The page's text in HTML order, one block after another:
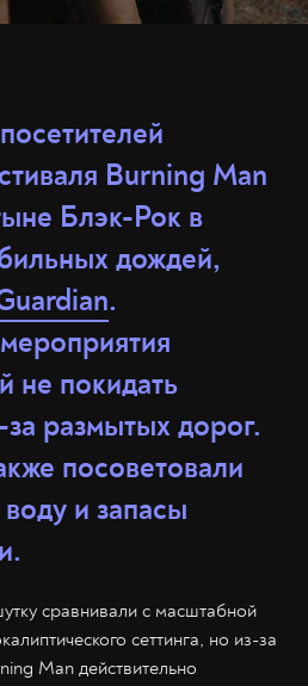
Burning Man
Блэк-Рок в
дождей,
.
не покидать
размытых дорог.
посоветовали
и запасы
сравнивали с масштабной
сеттинга, но из-за
Man действительно